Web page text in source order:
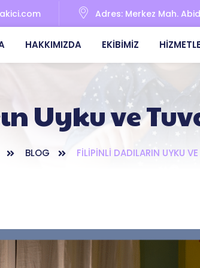
Adres: Merkez Mah.
HAKKIMIZDA EKIBIMIZ
Uyku ve
BLOG FILIPINLI DADILARIN UYKU